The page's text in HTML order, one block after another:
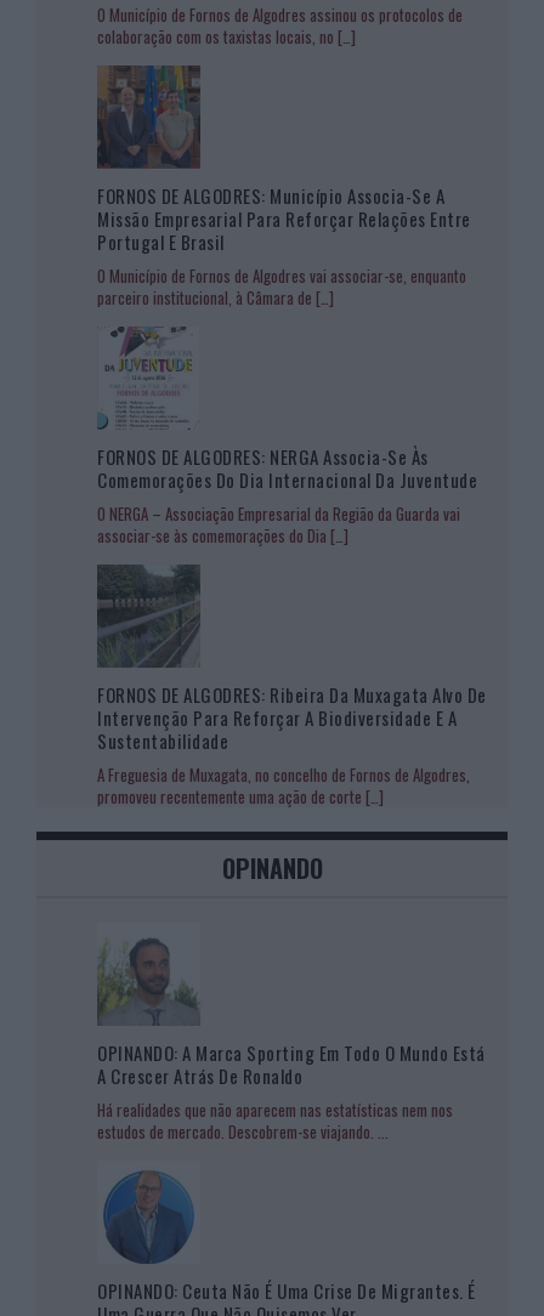
O Município de Fornos de Algodres assinou os protocolos de
colaboração com os taxistas locais, no […]
FORNOS DE ALGODRES: Município Associa-Se A
Missão Empresarial Para Reforçar Relações Entre
Portugal E Brasil
O Município de Fornos de Algodres vai associar-se, enquanto
parceiro institucional, à Câmara de […]
FORNOS DE ALGODRES: NERGA Associa-Se Às
Comemorações Do Dia Internacional Da Juventude
O NERGA – Associação Empresarial da Região da Guarda vai
associar-se às comemorações do Dia […]
FORNOS DE ALGODRES: Ribeira Da Muxagata Alvo De
Intervenção Para Reforçar A Biodiversidade E A
Sustentabilidade
A Freguesia de Muxagata, no concelho de Fornos de Algodres,
promoveu recentemente uma ação de corte […]
OPINANDO
OPINANDO: A Marca Sporting Em Todo O Mundo Está
A Crescer Atrás De Ronaldo
Há realidades que não aparecem nas estatísticas nem nos
estudos de mercado. Descobrem-se viajando.
OPINANDO: Ceuta Não É Uma Crise De Migrantes. É